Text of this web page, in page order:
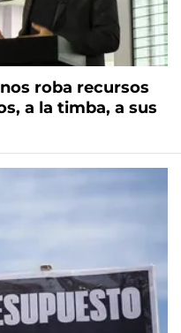
roba recursos
a la timba, a sus